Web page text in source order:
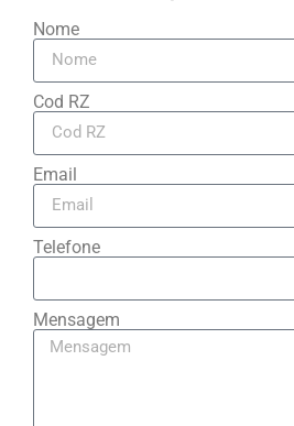
Nome
Cod RZ
Email
Telefone
Mensagem